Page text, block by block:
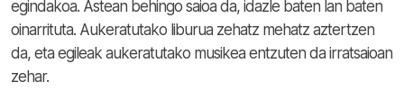
egindakoa. Astean behingo saioa da, idazle baten lan baten
oinarrituta. Aukeratutako liburua zehatz mehatz aztertzen
da, eta egileak aukeratutako musikea entzuten da irratsaioan
zehar.